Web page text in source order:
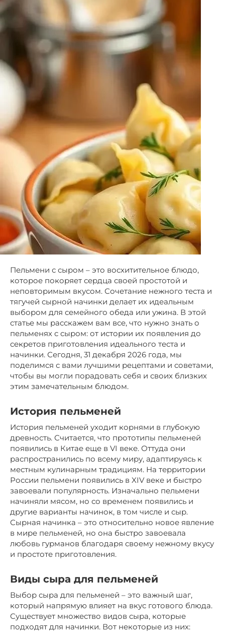
Пельмени с сыром – это восхитительное блюдо,
которое покоряет сердца своей простотой и
неповторимым вкусом. Сочетание нежного теста и
тягучей сырной начинки делает их идеальным
выбором для семейного обеда или ужина. В этой
статье мы расскажем вам все, что нужно знать о
пельменях с сыром: от истории их появления до
секретов приготовления идеального теста и
начинки. Сегодня, 31 декабря 2026 года, мы
поделимся с вами лучшими рецептами и советами,
чтобы вы могли порадовать себя и своих близких
этим замечательным блюдом.
История пельменей
История пельменей уходит корнями в глубокую
древность. Считается, что прототипы пельменей
появились в Китае еще в VI веке. Оттуда они
распространились по всему миру, адаптируясь к
местным кулинарным традициям. На территории
России пельмени появились в XIV веке и быстро
завоевали популярность. Изначально пельмени
начиняли мясом, но со временем появились и
другие варианты начинок, в том числе и сыр.
Сырная начинка – это относительно новое явление
в мире пельменей, но она быстро завоевала
любовь гурманов благодаря своему нежному вкусу
и простоте приготовления.
Виды сыра для пельменей
Выбор сыра для пельменей – это важный шаг,
который напрямую влияет на вкус готового блюда.
Существует множество видов сыра, которые
подходят для начинки. Вот некоторые из них: